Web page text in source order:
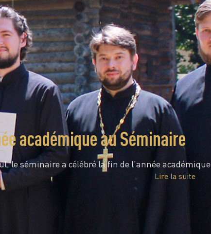
académique au Séminaire
le séminaire a célébré la fin de l'année académique
Lire la suite